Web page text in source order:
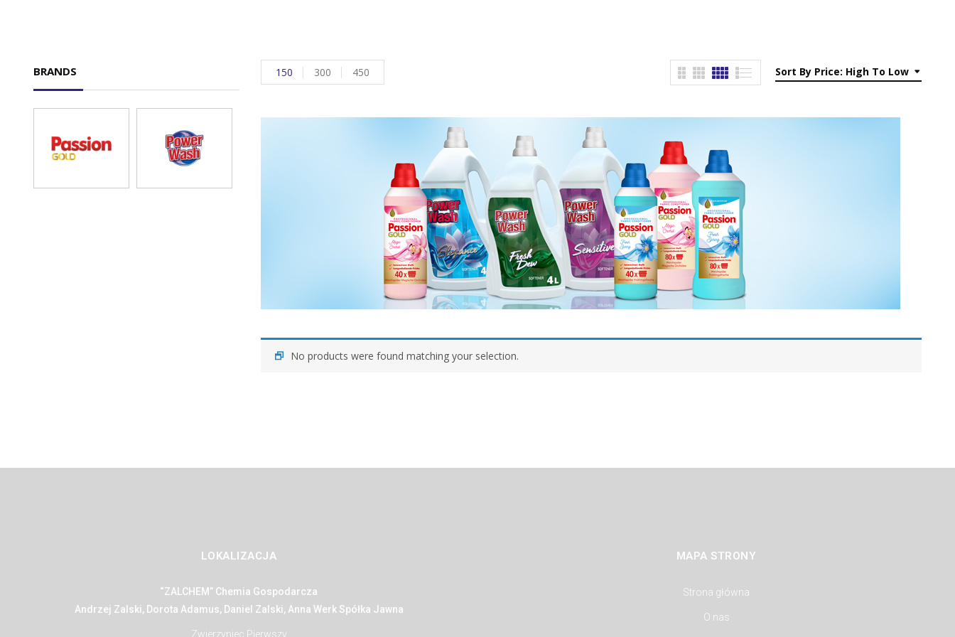
BRANDS Sort By Price: High To Low
150 300 450
No products were found matching your selection.
LOKALIZACJA
“ZALCHEM” Chemia Gospodarcza
Andrzej Zalski, Dorota Adamus, Daniel Zalski, Anna Werk Spółka Jawna
Zwierzyniec Pierwszy
MAPA STRONY
Strona główna
O nas